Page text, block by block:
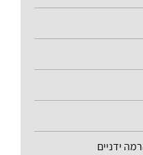
ידניים